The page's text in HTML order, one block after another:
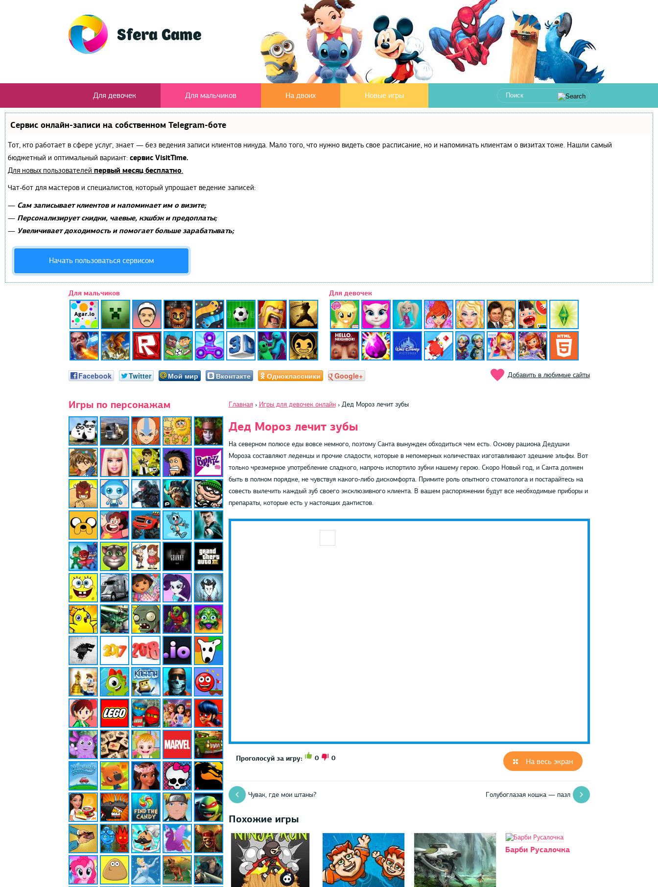
Для девочек Для мальчиков На двоих Новые игры
Сервис онлайн-записи на собственном Telegram-боте
Тот, кто работает в сфере услуг, знает — без ведения записи клиентов никуда. Мало того, что нужно видеть свое расписание, но и напоминать клиентам о визитах тоже. Нашли самый
бюджетный и оптимальный вариант: сервис VisitTime.
Для новых пользователей первый месяц бесплатно.
Чат-бот для мастеров и специалистов, который упрощает ведение записей:
— Сам записывает клиентов и напоминает им о визите;
— Персонализирует скидки, чаевые, кэшбэк и предоплаты;
— Увеличивает доходимость и помогает больше зарабатывать;
Начать пользоваться сервисом
Для мальчиков Для девочек
Facebook Twitter Мой мир Вконтакте Одноклассники Google+ Добавить в любимые сайты
Игры по персонажам Главная › Игры для девочек онлайн › Дед Мороз лечит зубы
Дед Мороз лечит зубы
На северном полюсе еды вовсе немного, поэтому Санта вынужден обходиться чем есть. Основу рациона Дедушки
Мороза составляют леденцы и прочие сладости, которые в непомерных количествах изготавливают здешние эльфы. Вот
только чрезмерное употребление сладкого, напрочь испортило зубки нашему герою. Скоро Новый год, и Санта должен
быть в полном порядке, не чувствуя какого-либо дискомфорта. Примите роль опытного стоматолога и постарайтесь на
совесть вылечить каждый зуб своего эксклюзивного клиента. В вашем распоряжении будут все необходимые приборы и
препараты, которые есть у настоящих дантистов.
На весь экран
Проголосуй за игру: 0 0
Чувак, где мои штаны? Голубоглазая кошка — пазл
Похожие игры
Барби Русалочка